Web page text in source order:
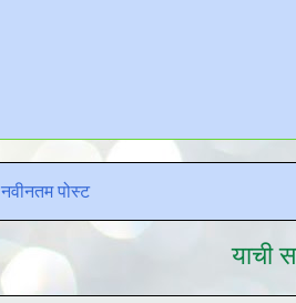
नवीनतम पोस्ट
याची